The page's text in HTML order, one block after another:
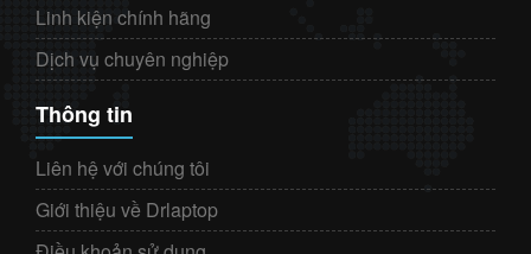
Linh kiện chính hãng
Dịch vụ chuyên nghiệp
Thông tin
Liên hệ với chúng tôi
Giới thiệu về Drlaptop